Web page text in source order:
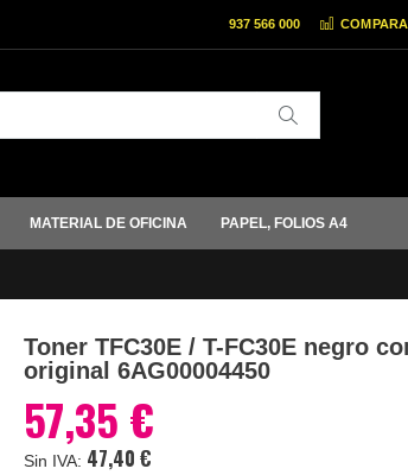
937 566 000
MATERIAL DE OFICINA PAPEL, FOLIOS A4
Toner TFC30E / T-FC30E negro
original 6AG00004450
57,35 €
47,40 €